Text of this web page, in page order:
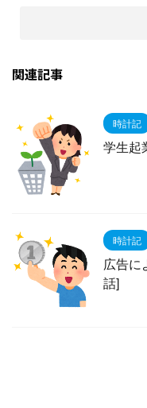
関連記事
時計記
学生起
時計記
広告に
話]